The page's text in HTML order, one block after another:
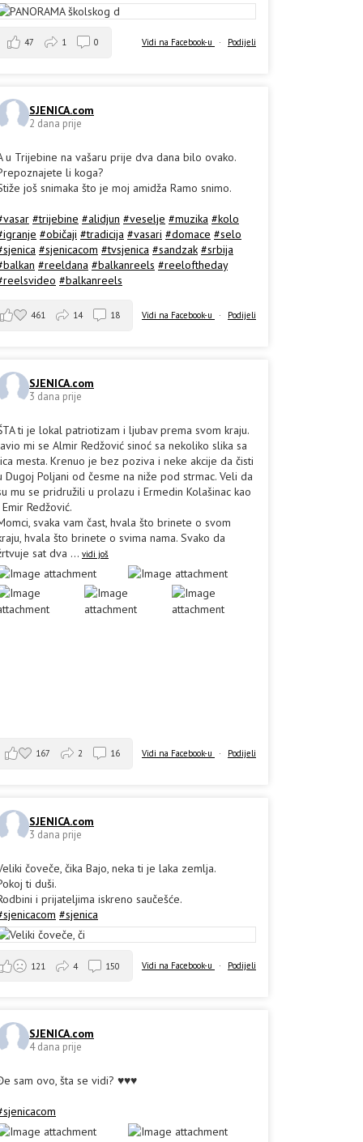
Vidi na Facebook-u · Podijeli
47 1 0
SJENICA.com
2 dana prije
u Trijebine na vašaru prije dva dana bilo ovako.
li koga?
još snimaka što je moj amidža Ramo snimo.
#trijebine #alidjun #veselje #muzika #kolo
#običaji #tradicija #vasari #domace #selo
#sjenicacom #tvsjenica #sandzak #srbija
#reeldana #balkanreels #reeloftheday
#balkanreels
Vidi na Facebook-u · Podijeli
461 14 18
SJENICA.com
3 dana prije
ti je lokal patriotizam i ljubav prema svom kraju.
mi se Almir Redžović sinoć sa nekoliko slika sa
mesta. Krenuo je bez poziva i neke akcije da čisti
Dugoj Poljani od česme na niže pod strmac. Veli da
mu se pridružili u prolazu i Ermedin Kolašinac kao
Redžović.
svaka vam čast, hvala što brinete o svom
hvala što brinete o svima nama. Svako da
sat dva ... vidi još
Vidi na Facebook-u · Podijeli
167 2 16
SJENICA.com
3 dana prije
čoveče, čika Bajo, neka ti je laka zemlja.
ti duši.
i prijateljima iskreno saučešće.
#sjenica
Vidi na Facebook-u · Podijeli
121 4 150
SJENICA.com
4 dana prije
sam ovo, šta se vidi? ♥️♥️♥️